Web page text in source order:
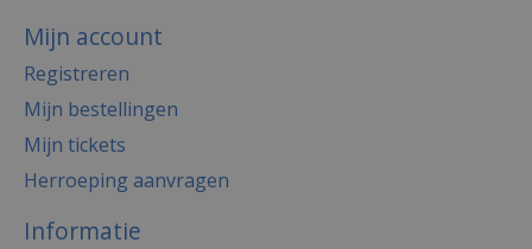
Mijn account
Registreren
Mijn bestellingen
Mijn tickets
Herroeping aanvragen
Informatie